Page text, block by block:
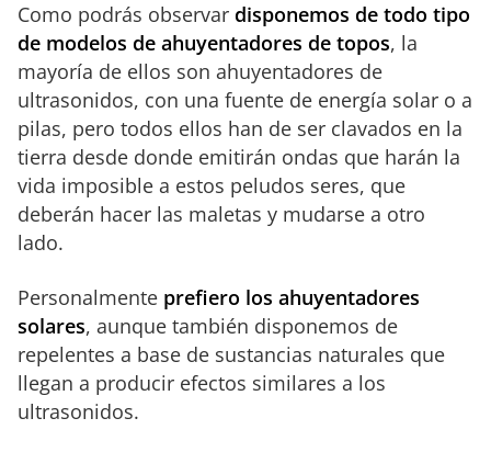
Como podrás observar disponemos de todo tipo
de modelos de ahuyentadores de topos, la
mayoría de ellos son ahuyentadores de
ultrasonidos, con una fuente de energía solar o a
pilas, pero todos ellos han de ser clavados en la
tierra desde donde emitirán ondas que harán la
vida imposible a estos peludos seres, que
deberán hacer las maletas y mudarse a otro
lado.
Personalmente prefiero los ahuyentadores
solares, aunque también disponemos de
repelentes a base de sustancias naturales que
llegan a producir efectos similares a los
ultrasonidos.